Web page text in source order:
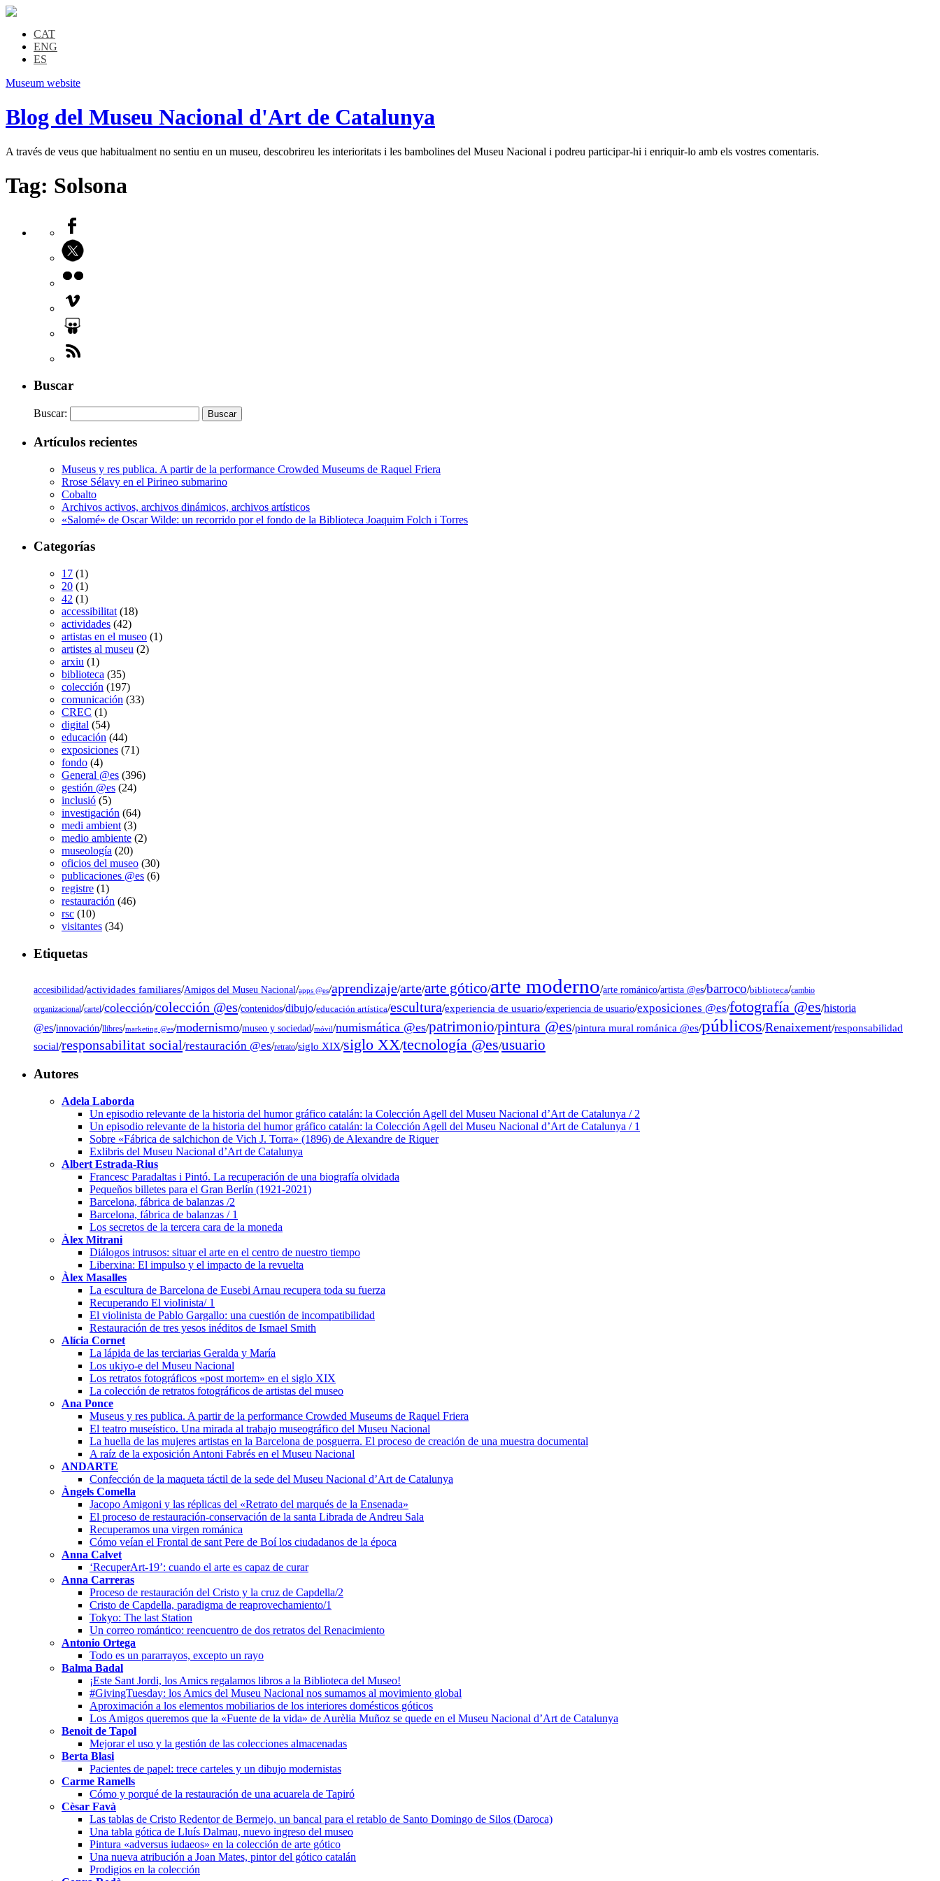
CAT
ENG
ES
Museum website
Blog del Museu Nacional d'Art de Catalunya
A través de veus que habitualment no sentiu en un museu, descobrireu les interioritats i les bambolines del Museu Nacional i podreu participar-hi i enriquir-lo amb els vostres comentaris.
Tag: Solsona
Buscar
Buscar:
Artículos recientes
Museus y res publica. A partir de la performance Crowded Museums de Raquel Friera
Rrose Sélavy en el Pirineo submarino
Cobalto
Archivos activos, archivos dinámicos, archivos artísticos
«Salomé» de Oscar Wilde: un recorrido por el fondo de la Biblioteca Joaquim Folch i Torres
Categorías
17 (1)
20 (1)
42 (1)
accessibilitat (18)
actividades (42)
artistas en el museo (1)
artistes al museu (2)
arxiu (1)
biblioteca (35)
colección (197)
comunicación (33)
CREC (1)
digital (54)
educación (44)
exposiciones (71)
fondo (4)
General @es (396)
gestión @es (24)
inclusió (5)
investigación (64)
medi ambient (3)
medio ambiente (2)
museología (20)
oficios del museo (30)
publicaciones @es (6)
registre (1)
restauración (46)
rsc (10)
visitantes (34)
Etiquetas
accesibilidad/actividades familiares/Amigos del Museu Nacional/apps @es/aprendizaje/arte/arte gótico/arte moderno/arte románico/artista @es/barroco/biblioteca/cambio
organizacional/cartel/colección/colección @es/contenidos/dibujo/educación artística/escultura/experiencia de usuario/experiencia de usuario/exposiciones @es/fotografía @es/historia
@es/innovación/llibres/marketing @es/modernismo/museo y sociedad/móvil/numismática @es/patrimonio/pintura @es/pintura mural románica @es/públicos/Renaixement/responsabilidad
social/responsabilitat social/restauración @es/retrato/siglo XIX/siglo XX/tecnología @es/usuario
Autores
Adela Laborda
Un episodio relevante de la historia del humor gráfico catalán: la Colección Agell del Museu Nacional d’Art de Catalunya / 2
Un episodio relevante de la historia del humor gráfico catalán: la Colección Agell del Museu Nacional d’Art de Catalunya / 1
Sobre «Fábrica de salchichon de Vich J. Torra» (1896) de Alexandre de Riquer
Exlibris del Museu Nacional d’Art de Catalunya
Albert Estrada-Rius
Francesc Paradaltas i Pintó. La recuperación de una biografía olvidada
Pequeños billetes para el Gran Berlín (1921-2021)
Barcelona, fábrica de balanzas /2
Barcelona, fábrica de balanzas / 1
Los secretos de la tercera cara de la moneda
Àlex Mitrani
Diálogos intrusos: situar el arte en el centro de nuestro tiempo
Liberxina: El impulso y el impacto de la revuelta
Àlex Masalles
La escultura de Barcelona de Eusebi Arnau recupera toda su fuerza
Recuperando El violinista/ 1
El violinista de Pablo Gargallo: una cuestión de incompatibilidad
Restauración de tres yesos inéditos de Ismael Smith
Alícia Cornet
La lápida de las terciarias Geralda y María
Los ukiyo-e del Museu Nacional
Los retratos fotográficos «post mortem» en el siglo XIX
La colección de retratos fotográficos de artistas del museo
Ana Ponce
Museus y res publica. A partir de la performance Crowded Museums de Raquel Friera
El teatro museístico. Una mirada al trabajo museográfico del Museu Nacional
La huella de las mujeres artistas en la Barcelona de posguerra. El proceso de creación de una muestra documental
A raíz de la exposición Antoni Fabrés en el Museu Nacional
ANDARTE
Confección de la maqueta táctil de la sede del Museu Nacional d’Art de Catalunya
Àngels Comella
Jacopo Amigoni y las réplicas del «Retrato del marqués de la Ensenada»
El proceso de restauración-conservación de la santa Librada de Andreu Sala
Recuperamos una virgen románica
Cómo veían el Frontal de sant Pere de Boí los ciudadanos de la época
Anna Calvet
‘RecuperArt-19’: cuando el arte es capaz de curar
Anna Carreras
Proceso de restauración del Cristo y la cruz de Capdella/2
Cristo de Capdella, paradigma de reaprovechamiento/1
Tokyo: The last Station
Un correo romántico: reencuentro de dos retratos del Renacimiento
Antonio Ortega
Todo es un pararrayos, excepto un rayo
Balma Badal
¡Este Sant Jordi, los Amics regalamos libros a la Biblioteca del Museo!
#GivingTuesday: los Amics del Museu Nacional nos sumamos al movimiento global
Aproximación a los elementos mobiliarios de los interiores domésticos góticos
Los Amigos queremos que la «Fuente de la vida» de Aurèlia Muñoz se quede en el Museu Nacional d’Art de Catalunya
Benoit de Tapol
Mejorar el uso y la gestión de las colecciones almacenadas
Berta Blasi
Pacientes de papel: trece carteles y un dibujo modernistas
Carme Ramells
Cómo y porqué de la restauración de una acuarela de Tapiró
Cèsar Favà
Las tablas de Cristo Redentor de Bermejo, un bancal para el retablo de Santo Domingo de Silos (Daroca)
Una tabla gótica de Lluís Dalmau, nuevo ingreso del museo
Pintura «adversus iudaeos» en la colección de arte gótico
Una nueva atribución a Joan Mates, pintor del gótico catalán
Prodigios en la colección